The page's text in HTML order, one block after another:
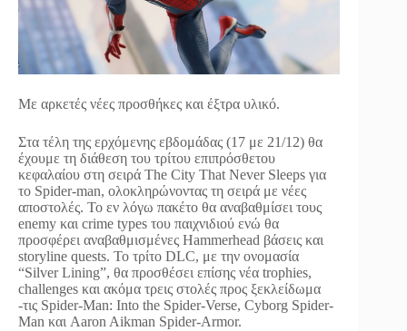
Με αρκετές νέες προσθήκες και έξτρα υλικό.
Στα τέλη της ερχόμενης εβδομάδας (17 με 21/12) θα
έχουμε τη διάθεση του τρίτου επιπρόσθετου
κεφαλαίου στη σειρά The City That Never Sleeps για
το Spider-man, ολοκληρώνοντας τη σειρά με νέες
αποστολές. Το εν λόγω πακέτο θα αναβαθμίσει τους
enemy και crime types του παιχνιδιού ενώ θα
προσφέρει αναβαθμισμένες Hammerhead βάσεις και
storyline quests. Το τρίτο DLC, με την ονομασία
“Silver Lining”, θα προσθέσει επίσης νέα trophies,
challenges και ακόμα τρεις στολές προς ξεκλείδωμα
-τις Spider-Man: Into the Spider-Verse, Cyborg Spider-
Man και Aaron Aikman Spider-Armor.